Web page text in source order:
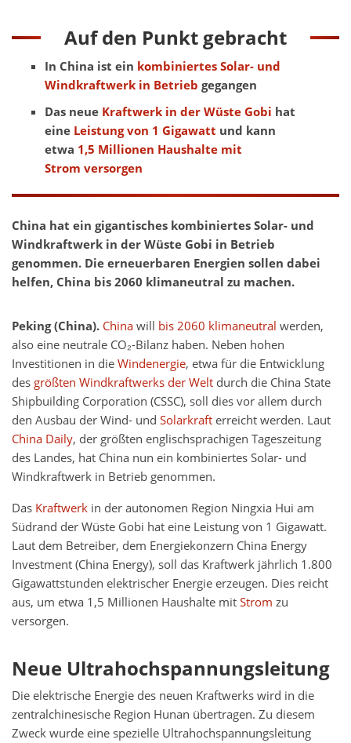
Auf den Punkt gebracht
In China ist ein kombiniertes Solar- und
Windkraftwerk in Betrieb gegangen
Das neue Kraftwerk in der Wüste Gobi hat
eine Leistung von 1 Gigawatt und kann
etwa 1,5 Millionen Haushalte mit
Strom versorgen
China hat ein gigantisches kombiniertes Solar- und
Windkraftwerk in der Wüste Gobi in Betrieb
genommen. Die erneuerbaren Energien sollen dabei
helfen, China bis 2060 klimaneutral zu machen.
Peking (China). Chinawill bis 2060 klimaneutral werden,
also eine neutrale CO₂-Bilanz haben. Neben hohen
Investitionen in dieWindenergie, etwa für die Entwicklung
desgrößten Windkraftwerks der Welt durch die China State
Shipbuilding Corporation (CSSC), soll dies vor allem durch
den Ausbau der Wind- und Solarkraft erreicht werden. Laut
China Daily, der größten englischsprachigen Tageszeitung
des Landes, hat China nun ein kombiniertes Solar- und
Windkraftwerk in Betrieb genommen.
Das Kraftwerk in der autonomen Region Ningxia Hui am
Südrand der Wüste Gobi hat eine Leistung von 1 Gigawatt.
Laut dem Betreiber, dem Energiekonzern China Energy
Investment (China Energy), soll das Kraftwerk jährlich 1.800
Gigawattstunden elektrischer Energie erzeugen. Dies reicht
aus, um etwa 1,5 Millionen Haushalte mitStrom zu
versorgen.
Neue Ultrahochspannungsleitung
Die elektrische Energie des neuen Kraftwerks wird in die
zentralchinesische Region Hunan übertragen. Zu diesem
Zweck wurde eine spezielle Ultrahochspannungsleitung